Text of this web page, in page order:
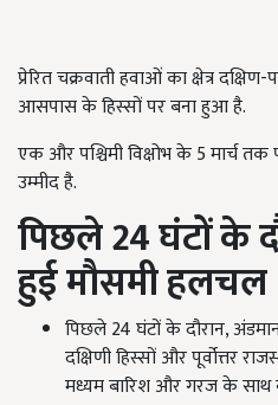
प्रेरित चक्रवाती हवाओं का क्षेत्र
आसपास के हिस्सों पर बना हुआ है.
एक और पश्चिमी विक्षोभ के 5 मार्च
उम्मीद है.
पिछले 24 घंटों के
हुई मौसमी हलचल
पिछले 24 घंटों के दौरान,
दक्षिणी हिस्सों और पूर्वोत्तर
मध्यम बारिश और गरज के साथ